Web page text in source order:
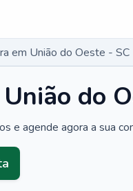
em União do Oeste - SC
do
e agende agora a sua